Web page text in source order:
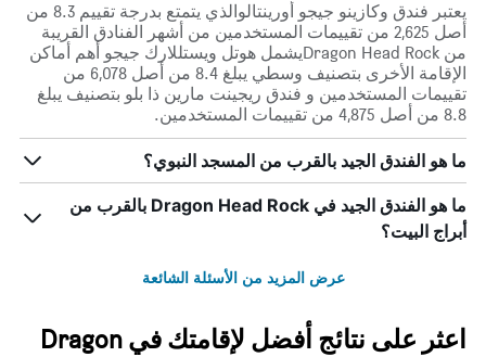
يعتبر فندق وكازينو جيجو أورينتالوالذي يتمتع بدرجة تقييم 8.3 من
أصل 2,625 من تقييمات المستخدمين من أشهر الفنادق القريبة
من Dragon Head Rockيشمل هوتل ويستللارك جيجو أهم أماكن
الإقامة الأخرى بتصنيف وسطي يبلغ 8.4 من أصل 6,078 من
تقييمات المستخدمين و فندق ريجينت مارين ذا بلو بتصنيف يبلغ
8.8 من أصل 4,875 من تقييمات المستخدمين.
ما هو الفندق الجيد بالقرب من المسجد النبوي؟
ما هو الفندق الجيد في Dragon Head Rock بالقرب من
أبراج البيت؟
عرض المزيد من الأسئلة الشائعة
اعثر على نتائج أفضل لإقامتك في Dragon